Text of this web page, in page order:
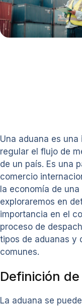
Una aduana es
regular el flujo de
de un país. Es una
comercio
la economía de
exploraremos en
importancia en el
proceso de
tipos de aduanas y
comunes.
Definición
La aduana se